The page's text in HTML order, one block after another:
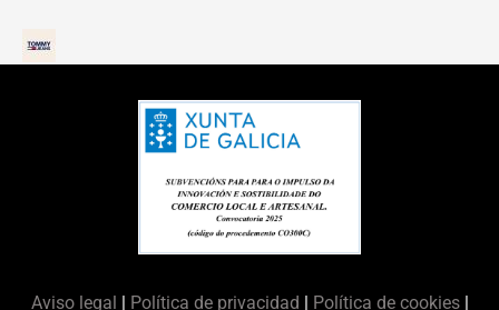
Aviso legal Política de privacidad Política de cookies|